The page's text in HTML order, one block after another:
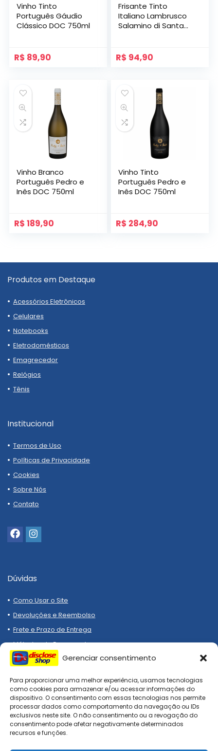
Gerenciar consentimento
Para proporcionar uma melhor experiência, usamos tecnologias
como cookies para armazenar e/ou acessar informações do
dispositivo. O consentimento com essas tecnologias nos permite
processar dados como comportamento da navegação ou IDs
exclusivos neste site. O não consentimento ou a revogação do
consentimento pode afetar negativamente determinados
recursos e funções.
Vinho Tinto
Português Gáudio
Clássico DOC 750ml
R$ 89,90
Frisante Tinto
Italiano Lambrusco
Salamino di Santa
R$ 94,90
Vinho Branco
Português Pedro e
Inês DOC 750ml
R$ 189,90
Vinho Tinto
Português Pedro e
Inês DOC 750ml
R$ 284,90
Produtos em Destaque
Acessórios Eletrônicos
Celulares
Notebooks
Eletrodomésticos
Emagrecedor
Relógios
Tênis
Institucional
Termos de Uso
Políticas de Privacidade
Cookies
Sobre Nós
Contato
Dúvidas
Como Usar o Site
Devoluções e Reembolso
Frete e Prazo de Entrega
Métodos de Pagamento
Compre melhor, compra
segura!